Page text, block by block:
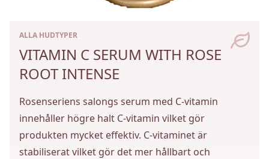
ALLA HUDTYPER
VITAMIN C SERUM WITH ROSE
ROOT INTENSE
Rosenseriens salongs serum med C-vitamin
innehåller högre halt C-vitamin vilket gör
produkten mycket effektiv. C-vitaminet är
stabiliserat vilket gör det mer hållbart och